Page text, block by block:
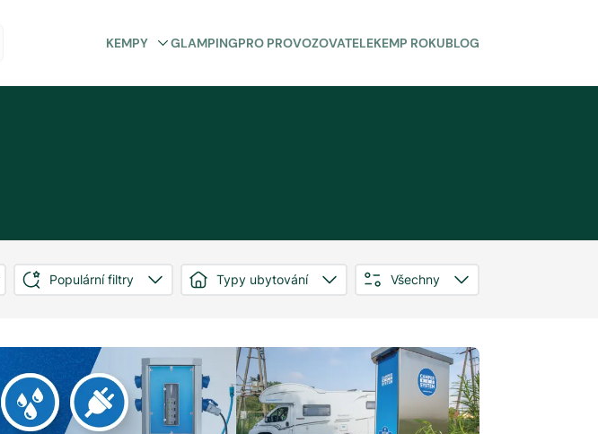
KEMPY GLAMPINGPRO PROVOZOVATELEKEMP ROKUBLOG
Populární filtry Typy ubytování Všechny